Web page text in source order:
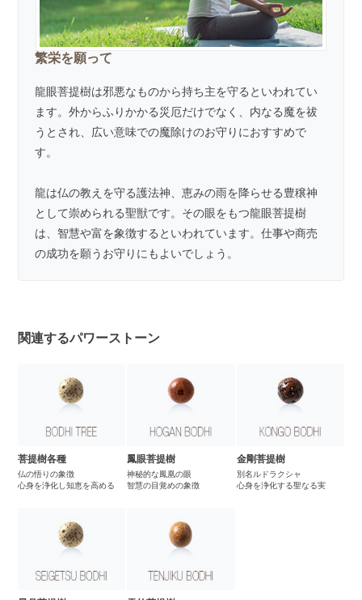
繁栄を願って
龍眼菩提樹は邪悪なものから持ち主を守るといわれてい
ます。外からふりかかる災厄だけでなく、内なる魔を祓
うとされ、広い意味での魔除けのお守りにおすすめで
す。
龍は仏の教えを守る護法神、恵みの雨を降らせる豊穣神
として崇められる聖獣です。その眼をもつ龍眼菩提樹
は、智慧や富を象徴するといわれています。仕事や商売
の成功を願うお守りにもよいでしょう。
関連するパワーストーン
菩提樹各種
仏の悟りの象徴
心身を浄化し知恵を高める
鳳眼菩提樹
神秘的な鳳凰の眼
智慧の目覚めの象徴
金剛菩提樹
別名ルドラクシャ
心身を浄化する聖なる実